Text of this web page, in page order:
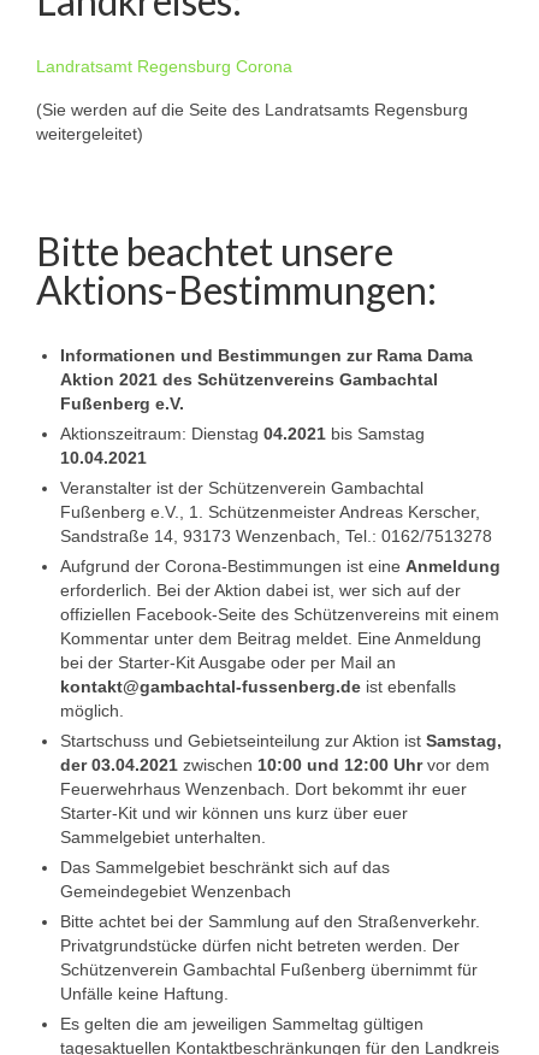
Landratsamt Regensburg Corona
(Sie werden auf die Seite des Landratsamts Regensburg
weitergeleitet)
Bitte beachtet unsere
Aktions-Bestimmungen:
Informationen und Bestimmungen zur Rama Dama
Aktion 2021 des Schützenvereins Gambachtal
Fußenberg e.V.
Aktionszeitraum: Dienstag 04.2021 bis Samstag
10.04.2021
Veranstalter ist der Schützenverein Gambachtal
Fußenberg e.V., 1. Schützenmeister Andreas Kerscher,
Sandstraße 14, 93173 Wenzenbach, Tel.: 0162/7513278
Aufgrund der Corona-Bestimmungen ist eine Anmeldung
erforderlich. Bei der Aktion dabei ist, wer sich auf der
offiziellen Facebook-Seite des Schützenvereins mit einem
Kommentar unter dem Beitrag meldet. Eine Anmeldung
bei der Starter-Kit Ausgabe oder per Mail an
kontakt@gambachtal-fussenberg.de ist ebenfalls
möglich.
Startschuss und Gebietseinteilung zur Aktion ist Samstag,
der 03.04.2021 zwischen 10:00 und 12:00 Uhrvor dem
Feuerwehrhaus Wenzenbach. Dort bekommt ihr euer
Starter-Kit und wir können uns kurz über euer
Sammelgebiet unterhalten.
Das Sammelgebiet beschränkt sich auf das
Gemeindegebiet Wenzenbach
Bitte achtet bei der Sammlung auf den Straßenverkehr.
Privatgrundstücke dürfen nicht betreten werden. Der
Schützenverein Gambachtal Fußenberg übernimmt für
Unfälle keine Haftung.
Es gelten die am jeweiligen Sammeltag gültigen
tagesaktuellen Kontaktbeschränkungen für den Landkreis